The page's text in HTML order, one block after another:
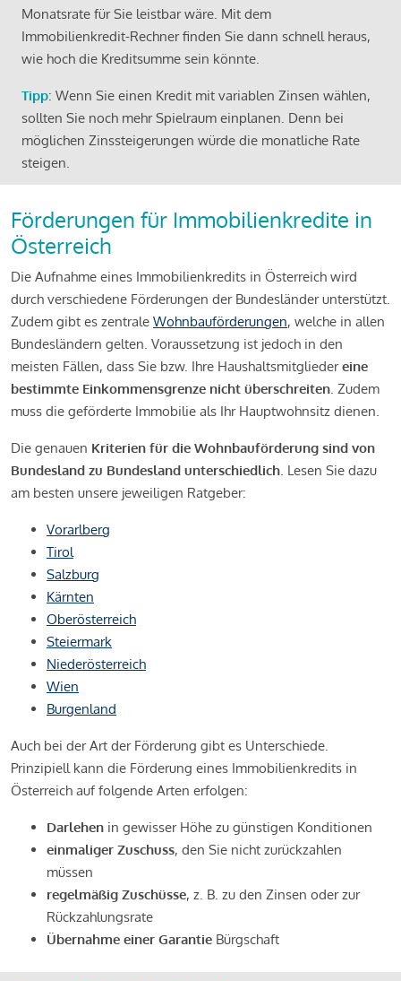
Monatsrate für Sie leistbar wäre. Mit dem
Immobilienkredit-Rechner finden Sie dann schnell heraus,
wie hoch die Kreditsumme sein könnte.
Tipp: Wenn Sie einen Kredit mit variablen Zinsen wählen,
sollten Sie noch mehr Spielraum einplanen. Denn bei
möglichen Zinssteigerungen würde die monatliche Rate
steigen.
Förderungen für Immobilienkredite in
Österreich
Die Aufnahme eines Immobilienkredits in Österreich wird
durch verschiedene Förderungen der Bundesländer unterstützt.
Zudem gibt es zentrale Wohnbauförderungen, welche in allen
Bundesländern gelten. Voraussetzung ist jedoch in den
meisten Fällen, dass Sie bzw. Ihre Haushaltsmitgliedereine
bestimmte Einkommensgrenze nicht überschreiten. Zudem
muss die geförderte Immobilie als Ihr Hauptwohnsitz dienen.
Die genauen Kriterien für die Wohnbauförderung sind von
Bundesland zu Bundesland unterschiedlich. Lesen Sie dazu
am besten unsere jeweiligen Ratgeber:
Vorarlberg
Tirol
Salzburg
Kärnten
Oberösterreich
Steiermark
Niederösterreich
Wien
Burgenland
Auch bei der Art der Förderung gibt es Unterschiede.
Prinzipiell kann die Förderung eines Immobilienkredits in
Österreich auf folgende Arten erfolgen:
Darlehen in gewisser Höhe zu günstigen Konditionen
einmaliger Zuschuss, den Sie nicht zurückzahlen
müssen
regelmäßig Zuschüsse, z. B. zu den Zinsen oder zur
Rückzahlungsrate
Übernahme einer Garantie Bürgschaft